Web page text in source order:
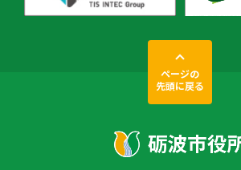
ページの
先頭に戻る